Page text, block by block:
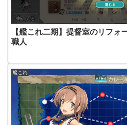
【艦これ二期】提督室のリフォ
職人
艦これ